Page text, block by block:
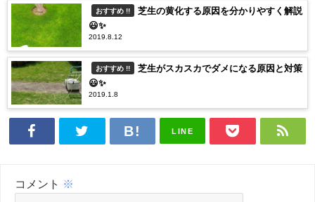
おすすめ !!
芝生の黄化する原因を分かりやすく解説
😃✨
2019.8.12
おすすめ !!
芝生がスカスカでダメになる原因と対策
😃✨
2019.1.8
LINE
コメント ※